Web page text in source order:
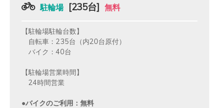
駐輪場 [235台] 無料
【駐輪場駐輪台数】
自転車：235台（内20台原付）
バイク：40台
【駐輪場営業時間】
24時間営業
●バイクのご利用：無料